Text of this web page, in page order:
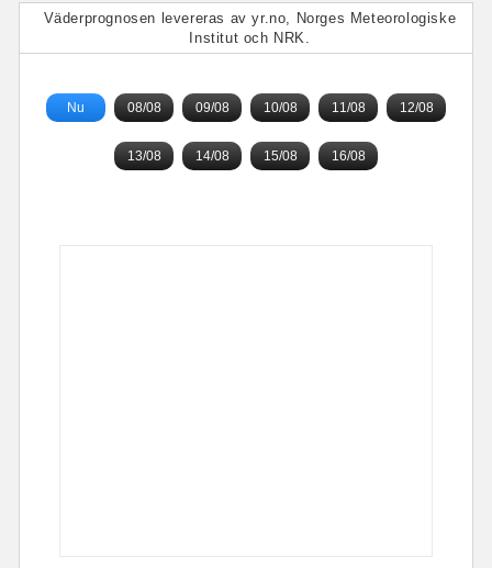
Väderprognosen levereras av yr.no, Norges Meteorologiske
Institut och NRK.
Nu 08/08 09/08 10/08 11/08 12/08
13/08 14/08 15/08 16/08